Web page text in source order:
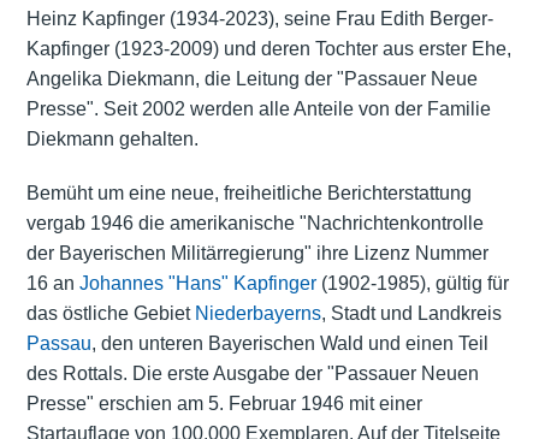
Heinz Kapfinger (1934-2023), seine Frau Edith Berger-
Kapfinger (1923-2009) und deren Tochter aus erster Ehe,
Angelika Diekmann, die Leitung der "Passauer Neue
Presse". Seit 2002 werden alle Anteile von der Familie
Diekmann gehalten.
Bemüht um eine neue, freiheitliche Berichterstattung
vergab 1946 die amerikanische "Nachrichtenkontrolle
der Bayerischen Militärregierung" ihre Lizenz Nummer
16 an Johannes "Hans" Kapfinger(1902-1985), gültig für
das östliche Gebiet Niederbayerns, Stadt und Landkreis
Passau, den unteren Bayerischen Wald und einen Teil
des Rottals. Die erste Ausgabe der "Passauer Neuen
Presse" erschien am 5. Februar 1946 mit einer
Startauflage von 100.000 Exemplaren. Auf der Titelseite